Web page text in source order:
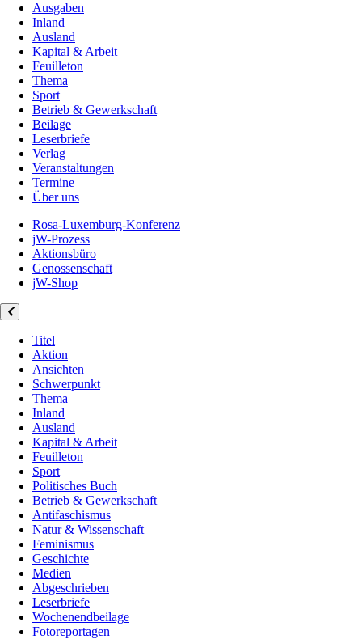
Ausgaben
Inland
Ausland
Kapital & Arbeit
Feuilleton
Thema
Sport
Betrieb & Gewerkschaft
Beilage
Leserbriefe
Verlag
Veranstaltungen
Termine
Über uns
Rosa-Luxemburg-Konferenz
jW-Prozess
Aktionsbüro
Genossenschaft
jW-Shop
Titel
Aktion
Ansichten
Schwerpunkt
Thema
Inland
Ausland
Kapital & Arbeit
Feuilleton
Sport
Politisches Buch
Betrieb & Gewerkschaft
Antifaschismus
Natur & Wissenschaft
Feminismus
Geschichte
Medien
Abgeschrieben
Leserbriefe
Wochenendbeilage
Fotoreportagen